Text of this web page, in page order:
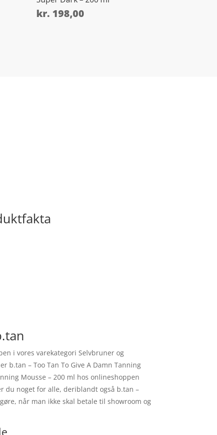
kr. 198,00
i vores varekategori Selvbruner og
– Too Tan To Give A Damn Tanning
Mousse – 200 ml hos onlineshoppen
du noget for alle, deriblandt også b.tan –
når man ikke skal betale til showroom og